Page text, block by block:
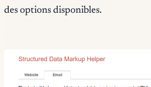
des options disponibles.